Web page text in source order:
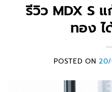
รีวิว MDX S
ทอง
POSTED ON